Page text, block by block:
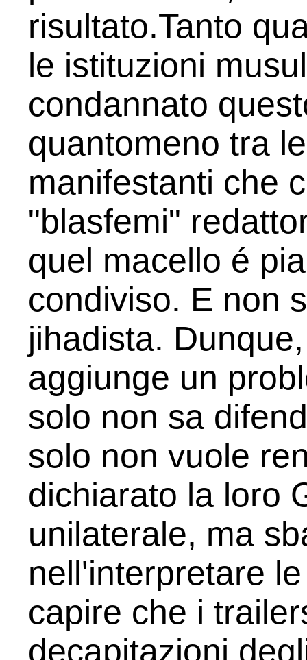
risultato.Tanto
le istituzioni
condannato
quantomeno tra
manifestanti che
"blasfemi"
quel macello é
condiviso. E non
jihadista.
aggiunge un
solo non sa
solo non vuole
dichiarato la loro
unilaterale, ma
nell'interpretare
capire che i
decapitazioni